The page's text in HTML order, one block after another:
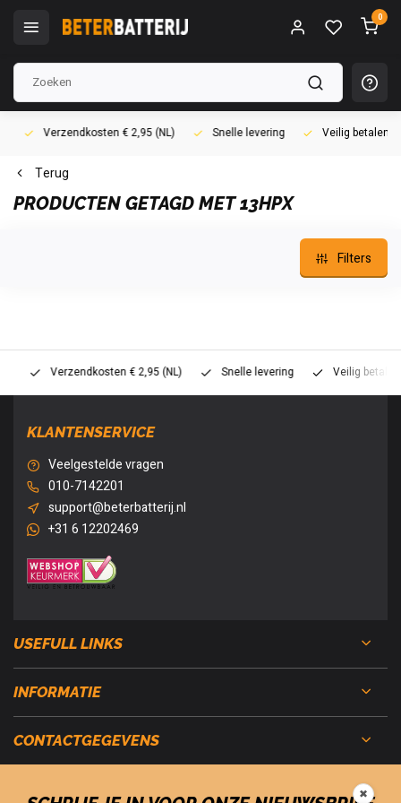
0
Verzendkosten € 2,95 (NL) Snelle levering Veilig betalen
Terug
PRODUCTEN GETAGD MET 13HPX
Filters
Verzendkosten € 2,95 (NL) Snelle levering Veilig betalen
KLANTENSERVICE
Veelgestelde vragen
010-7142201
support@beterbatterij.nl
+31 6 12202469
USEFULL LINKS
INFORMATIE
CONTACTGEGEVENS
✖